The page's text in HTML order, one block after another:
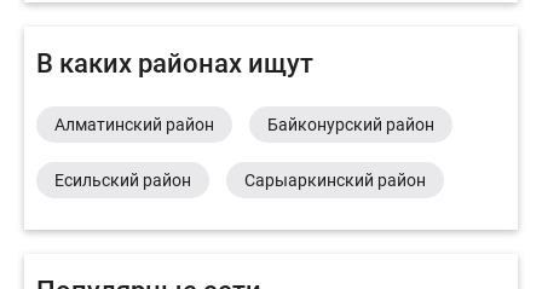
В каких районах ищут
Алматинский район Байконурский район
Есильский район Сарыаркинский район